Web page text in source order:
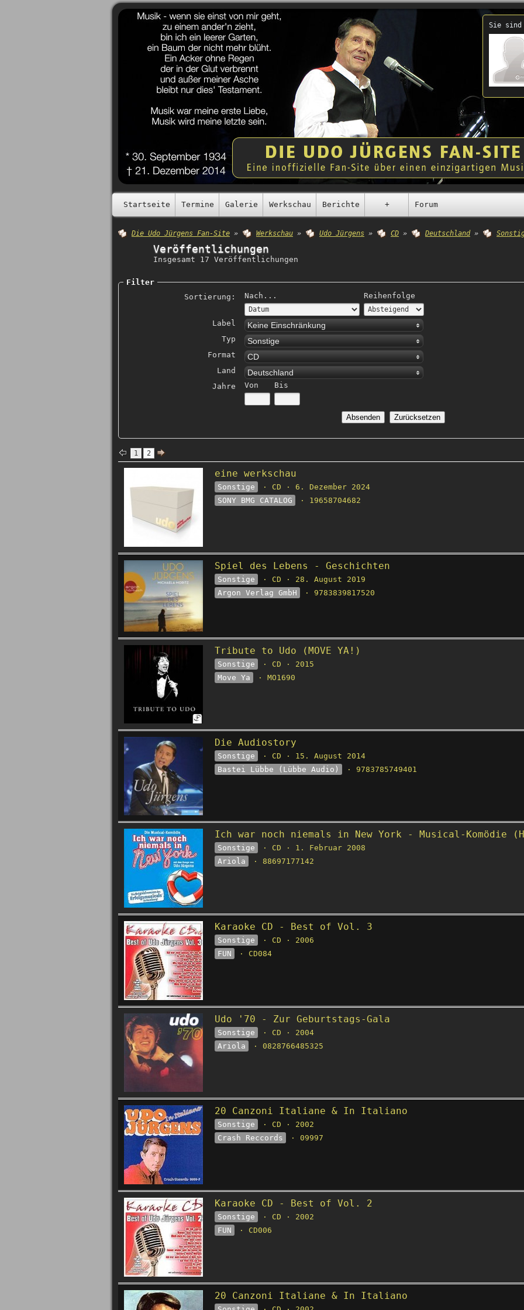
Sie sind
Startseite Termine Galerie Werkschau Berichte + Forum
Die Udo Jürgens Fan-Site » Werkschau » Udo Jürgens » CD » Deutschland »
Veröffentlichungen
Insgesamt 17 Veröffentlichungen
Filter
Sortierung:
Nach... Reihenfolge
Label Keine Einschränkung
Typ Sonstige
Format CD
Land Deutschland
Jahre Von Bis
1 2
eine werkschau
Sonstige
· CD · 6. Dezember 2024
SONY BMG CATALOG
· 19658704682
Spiel des Lebens - Geschichten
Sonstige
· CD · 28. August 2019
Argon Verlag GmbH
· 9783839817520
Tribute to Udo (MOVE YA!)
Sonstige
· CD · 2015
Move Ya
· MO1690
Die Audiostory
Sonstige
· CD · 15. August 2014
Bastei Lübbe (Lübbe Audio)
· 9783785749401
Ich war noch niemals in New York - Musical-Komödie
Sonstige
· CD · 1. Februar 2008
Ariola
· 88697177142
Karaoke CD - Best of Vol. 3
Sonstige
· CD · 2006
FUN
· CD084
Udo '70 - Zur Geburtstags-Gala
Sonstige
· CD · 2004
Ariola
· 0828766485325
20 Canzoni Italiane & In Italiano
Sonstige
· CD · 2002
Crash Reccords
· 09997
Karaoke CD - Best of Vol. 2
Sonstige
· CD · 2002
FUN
· CD006
20 Canzoni Italiane & In Italiano